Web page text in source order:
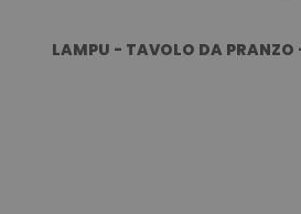
LAMPU - TAVOLO DA PRANZO